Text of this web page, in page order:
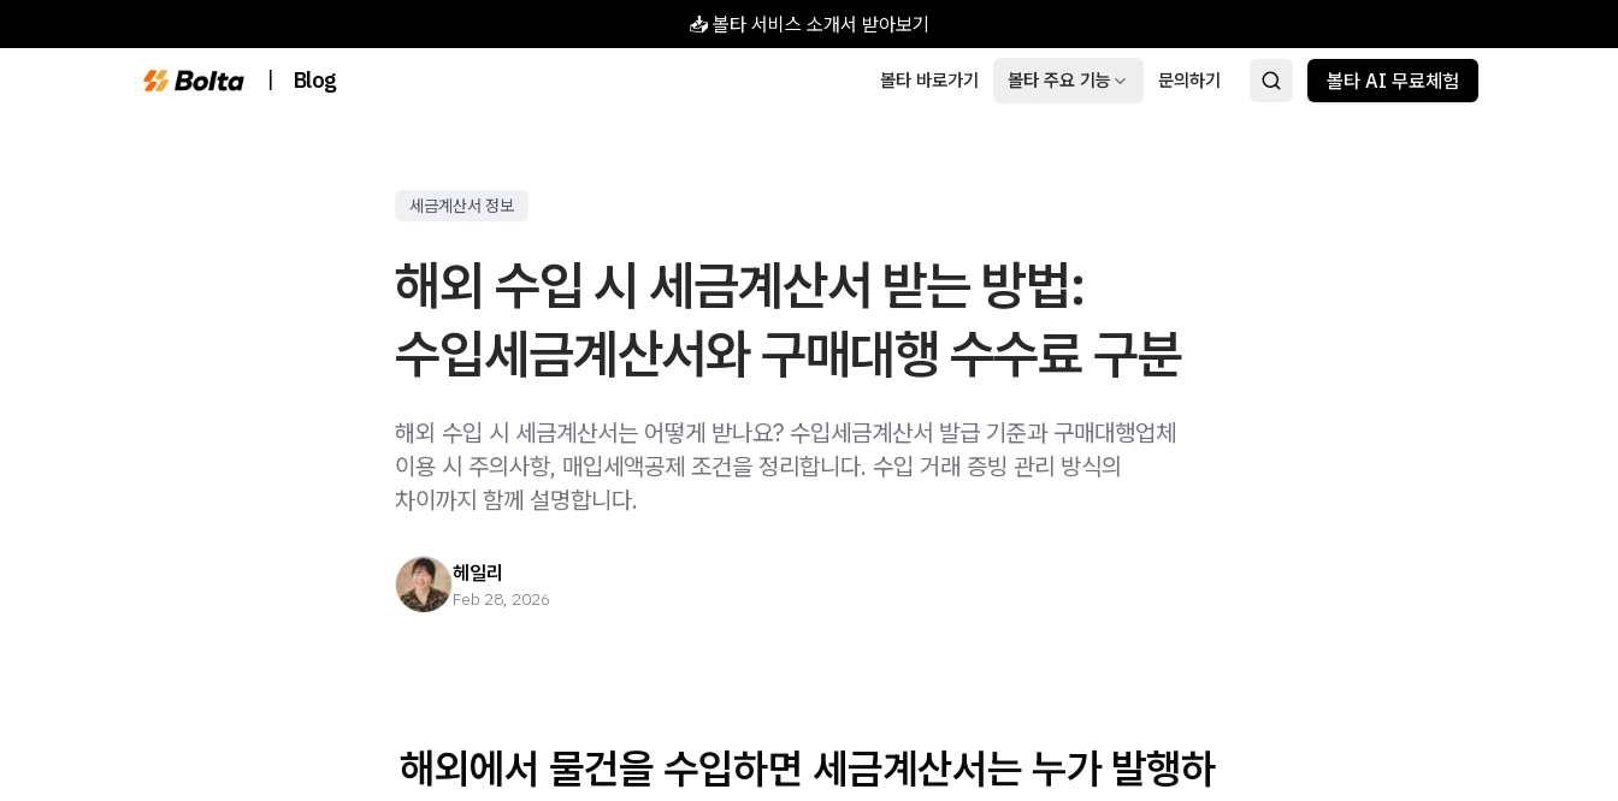
📥 볼타 서비스 소개서 받아보기
| Blog 볼타 바로가기 볼타 주요 기능 문의하기 볼타 AI 무료체험
세금계산서 정보
해외 수입 시 세금계산서 받는 방법:
수입세금계산서와 구매대행 수수료 구분
해외 수입 시 세금계산서는 어떻게 받나요? 수입세금계산서 발급 기준과 구매대행업체
이용 시 주의사항, 매입세액공제 조건을 정리합니다. 수입 거래 증빙 관리 방식의
차이까지 함께 설명합니다.
헤일리
Feb 28, 2026
해외에서 물건을 수입하면 세금계산서는 누가 발행하